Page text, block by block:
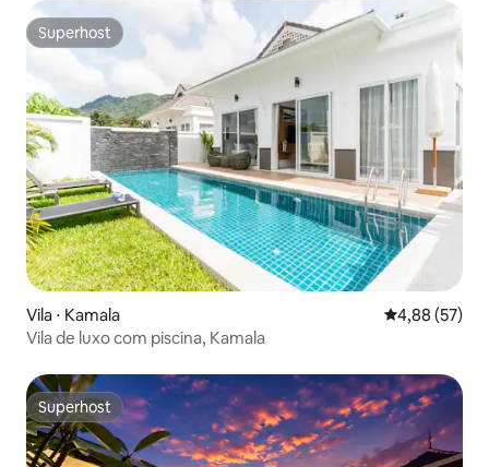
Superhost
Superhost
Vila ⋅ Kamala 4,88 de uma
4,88 (57)
Vila de luxo com piscina, Kamala
Superhost
Superhost